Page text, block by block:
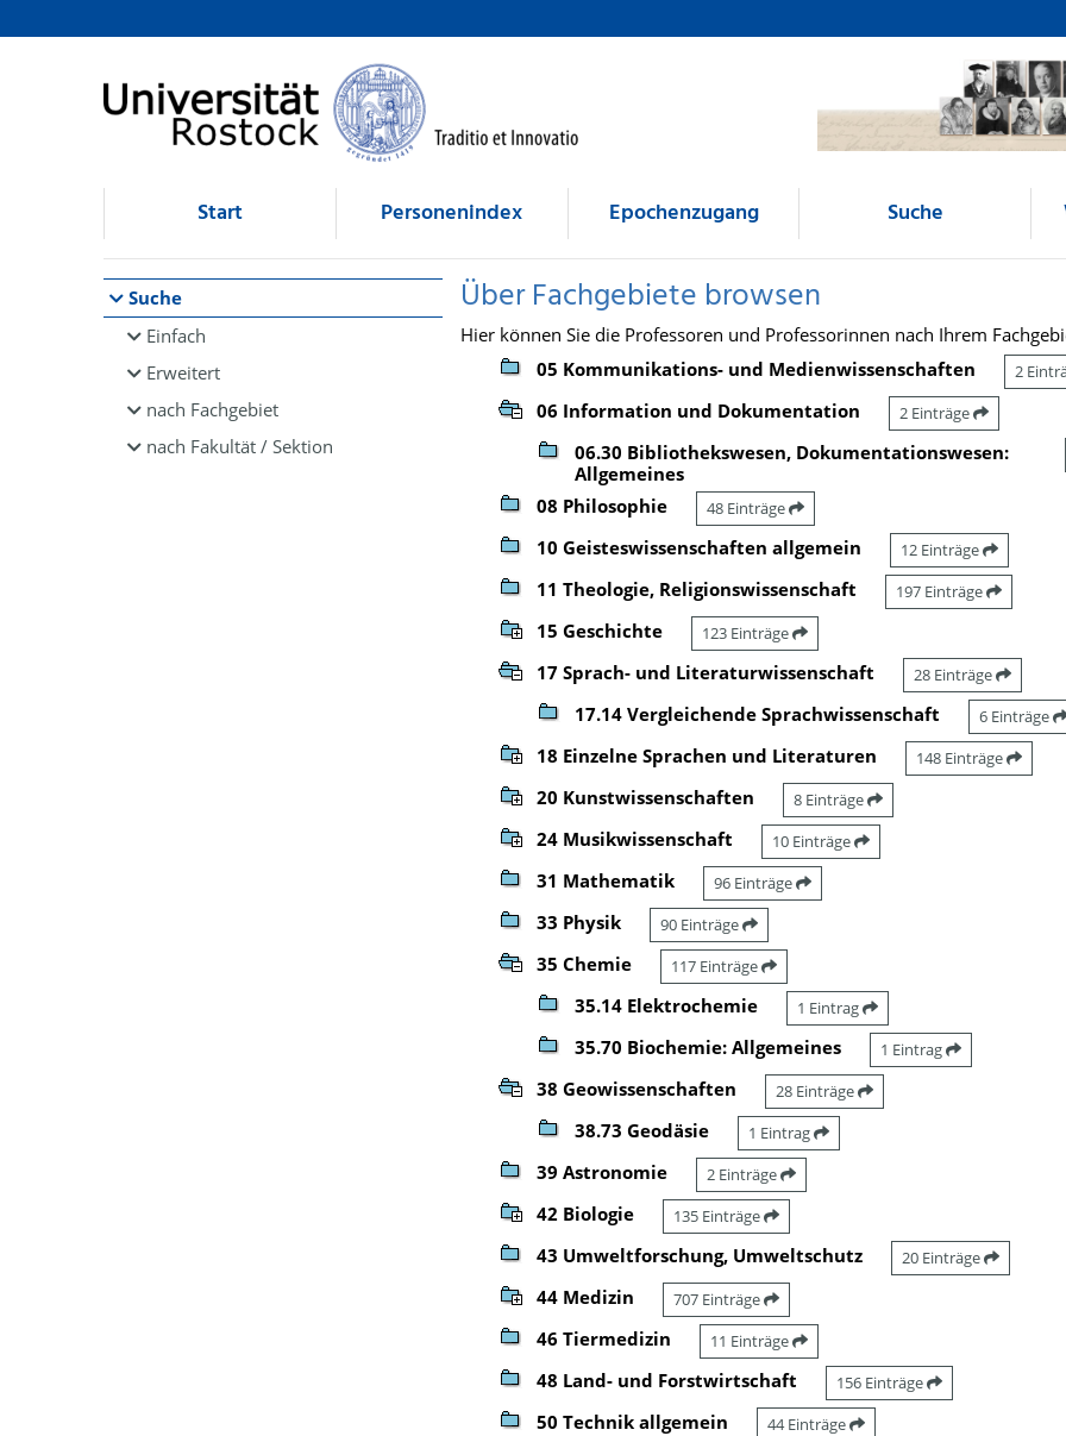
Browsen
direkt zum Inhalt
Start Personenindex Epochenzugang Suche
Suche
Einfach
Erweitert
nach Fachgebiet
nach Fakultät / Sektion
Über Fachgebiete browsen
Hier können Sie die Professoren und Professorinnen nach Ihrem
05 Kommunikations- und Medienwissenschaften
2
06 Information und Dokumentation 2 Einträge
06.30 Bibliothekswesen, Dokumentationswesen:
Allgemeines
08 Philosophie 48 Einträge
10 Geisteswissenschaften allgemein 12 Einträge
11 Theologie, Religionswissenschaft 197 Einträge
15 Geschichte 123 Einträge
17 Sprach- und Literaturwissenschaft 28 Einträge
17.14 Vergleichende Sprachwissenschaft 6 Einträge
18 Einzelne Sprachen und Literaturen 148 Einträge
20 Kunstwissenschaften 8 Einträge
24 Musikwissenschaft 10 Einträge
31 Mathematik 96 Einträge
33 Physik 90 Einträge
35 Chemie 117 Einträge
35.14 Elektrochemie 1 Eintrag
35.70 Biochemie: Allgemeines 1 Eintrag
38 Geowissenschaften 28 Einträge
38.73 Geodäsie 1 Eintrag
39 Astronomie 2 Einträge
42 Biologie 135 Einträge
43 Umweltforschung, Umweltschutz 20 Einträge
44 Medizin 707 Einträge
46 Tiermedizin 11 Einträge
48 Land- und Forstwirtschaft 156 Einträge
50 Technik allgemein 44 Einträge